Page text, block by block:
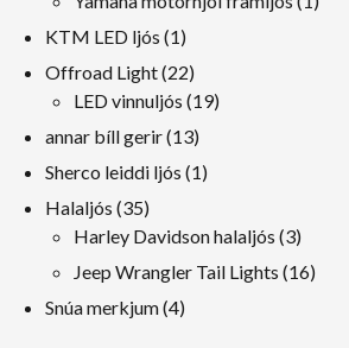
KTM LED ljós 11
Vara
Offroad Light 2222
vörur
LED vinnuljós 1919
annar bíll gerir 1313
vörur
Sherco leiddi ljós 11
Halaljós 3535
vörur
Harley Davidson halaljós 33
vörur
Jeep Wrangler Tail Lights 1616
Snúa merkjum 44